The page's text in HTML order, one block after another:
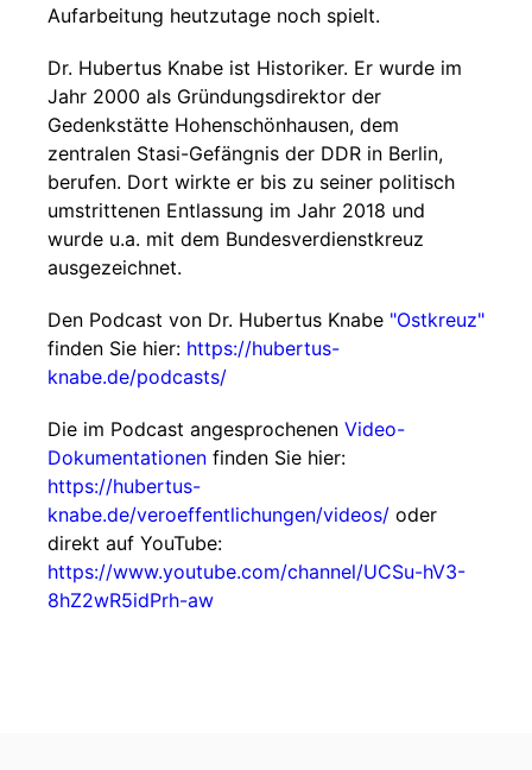
Aufarbeitung heutzutage noch spielt.
Dr. Hubertus Knabe ist Historiker. Er wurde im
Jahr 2000 als Gründungsdirektor der
Gedenkstätte Hohenschönhausen, dem
zentralen Stasi-Gefängnis der DDR in Berlin,
berufen. Dort wirkte er bis zu seiner politisch
umstrittenen Entlassung im Jahr 2018 und
wurde u.a. mit dem Bundesverdienstkreuz
ausgezeichnet.
Den Podcast von Dr. Hubertus Knabe "Ostkreuz"
finden Sie hier: https://hubertus-
knabe.de/podcasts/
Die im Podcast angesprochenen Video-
Dokumentationen finden Sie hier:
https://hubertus-
knabe.de/veroeffentlichungen/videos/ oder
direkt auf YouTube:
https://www.youtube.com/channel/UCSu-hV3-
8hZ2wR5idPrh-aw